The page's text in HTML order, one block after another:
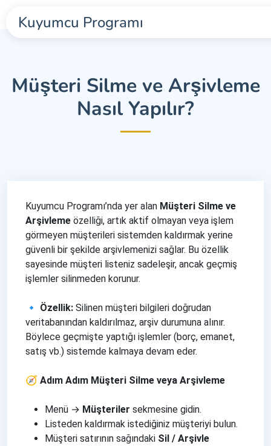
Kuyumcu Programı
Müşteri Silme ve Arşivleme
Nasıl Yapılır?
Kuyumcu Programı’nda yer alan Müşteri Silme ve
Arşivleme özelliği, artık aktif olmayan veya işlem
görmeyen müşterileri sistemden kaldırmak yerine
güvenli bir şekilde arşivlemenizi sağlar. Bu özellik
sayesinde müşteri listeniz sadeleşir, ancak geçmiş
işlemler silinmeden korunur.
🔹 Özellik: Silinen müşteri bilgileri doğrudan
veritabanından kaldırılmaz, arşiv durumuna alınır.
Böylece geçmişte yaptığı işlemler (borç, emanet,
satış vb.) sistemde kalmaya devam eder.
🧭 Adım Adım Müşteri Silme veya Arşivleme
Menü → Müşteriler sekmesine gidin.
Listeden kaldırmak istediğiniz müşteriyi bulun.
Müşteri satırının sağındaki Sil / Arşivle